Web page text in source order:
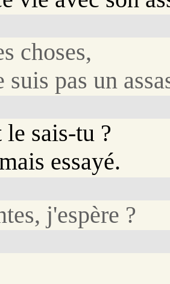
choses,
suis pas un
sais-tu ?
essayé.
j'espère ?